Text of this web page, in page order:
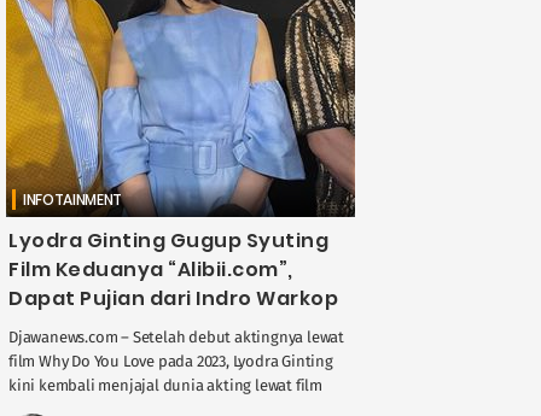
INFOTAINMENT
Lyodra Ginting Gugup Syuting
Film Keduanya “Alibii.com”,
Dapat Pujian dari Indro Warkop
Djawanews.com – Setelah debut aktingnya lewat
film Why Do You Love pada 2023, Lyodra Ginting
kini kembali menjajal dunia akting lewat film